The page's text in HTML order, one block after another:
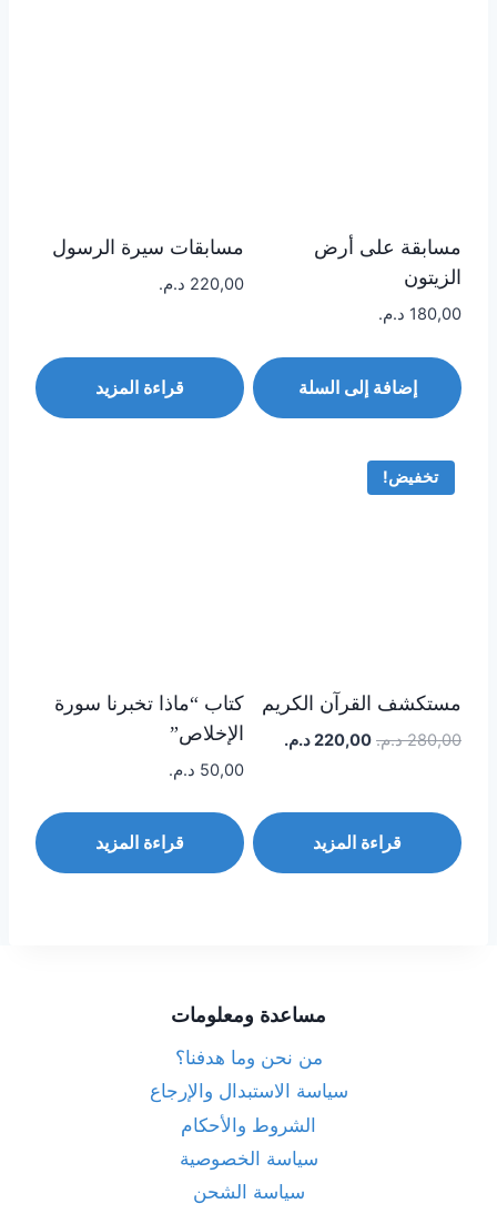
مسابقة على أرض
الزيتون
180,00 د.م.
إضافة إلى السلة
مسابقات سيرة الرسول
220,00 د.م.
قراءة المزيد
تخفيض!
مستكشف القرآن الكريم
280,00 د.م. 220,00د.م.
قراءة المزيد
كتاب “ماذا تخبرنا سورة
الإخلاص”
50,00 د.م.
قراءة المزيد
مساعدة ومعلومات
من نحن وما هدفنا؟
سياسة الاستبدال والإرجاع
الشروط والأحكام
سياسة الخصوصية
سياسة الشحن